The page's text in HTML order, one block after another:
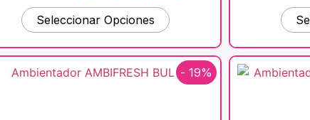
Seleccionar Opciones
- 19%